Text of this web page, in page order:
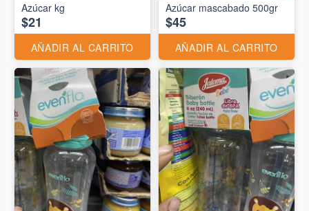
Azúcar kg
$21
AÑADIR AL CARRITO
Azúcar mascabado 500gr
$45
AÑADIR AL CARRITO